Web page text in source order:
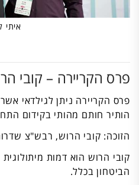
איתי
פרס הקריירה – קובי
פרס הקריירה ניתן לגילדאי
הותיר חותם מהותי בקידום
הזוכה: קובי הרוש, רבש"צ
קובי הרוש הוא דמות
הביטחון בכלל.